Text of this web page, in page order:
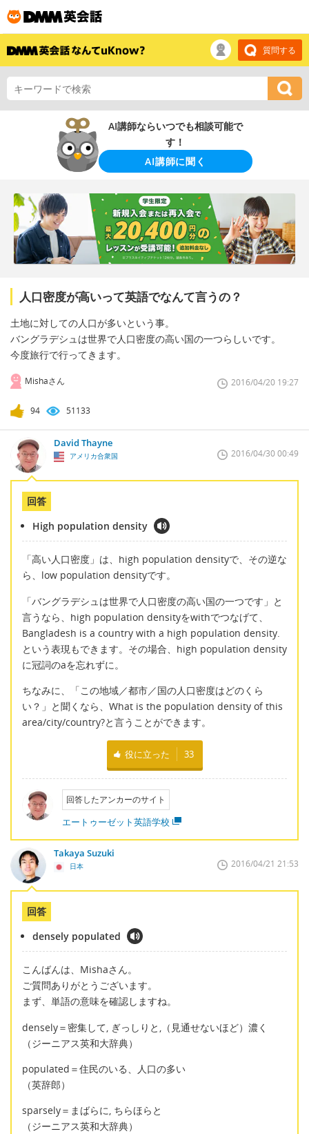
質問する
AI講師ならいつでも相談可能で
す！
AI講師に聞く
人口密度が高いって英語でなんて言うの？
土地に対しての人口が多いという事。
バングラデシュは世界で人口密度の高い国の一つらしいです。
今度旅行で行ってきます。
Mishaさん 2016/04/20 19:27
94 51133
David Thayne
アメリカ合衆国 2016/04/30 00:49
回答
High population density
「高い人口密度」は、high population densityで、その逆な
ら、low population densityです。
「バングラデシュは世界で人口密度の高い国の一つです」と
言うなら、high population densityをwithでつなげて、
Bangladesh is a country with a high population density.
という表現もできます。その場合、high population density
に冠詞のaを忘れずに。
ちなみに、「この地域／都市／国の人口密度はどのくら
い？」と聞くなら、What is the population density of this
area/city/country?と言うことができます。
役に立った 33
回答したアンカーのサイト
エートゥーゼット英語学校
Takaya Suzuki
日本 2016/04/21 21:53
回答
densely populated
こんばんは、Mishaさん。
ご質問ありがとうございます。
まず、単語の意味を確認しますね。
densely＝密集して, ぎっしりと,（見通せないほど）濃く
（ジーニアス英和大辞典）
populated＝住民のいる、人口の多い
（英辞郎）
sparsely＝まばらに, ちらほらと
（ジーニアス英和大辞典）